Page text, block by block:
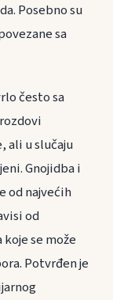
Posebno su
sa
često sa
ali u slučaju
Gnojidba i
od najvećih
od
se može
Potvrđen je